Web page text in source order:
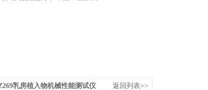
乳房植入物机械性能测试仪
返回列表>>